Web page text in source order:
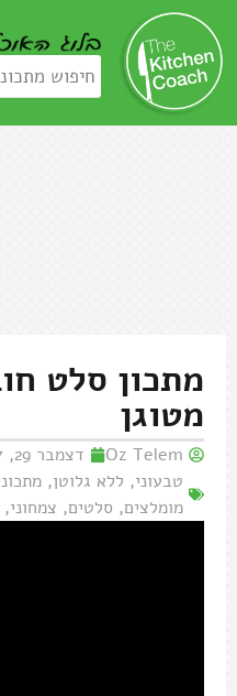
מתכון סלט
מטוגן
Oz Telem דצמבר 29, 2017
טבעוני, ללא גלוטן,
מומלצים, סלטים, צמחוני,